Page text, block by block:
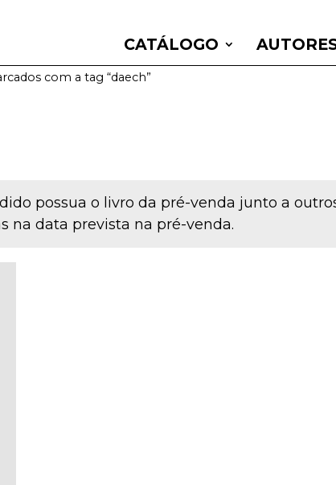
CATÁLOGO
com a tag “daech”
possua o livro da pré-venda junto a
na data prevista na pré-venda.